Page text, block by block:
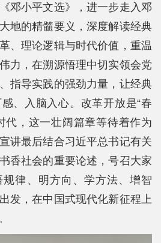
邓小平文选》，进一步走入邓
地的精髓要义，深度解读经典
、理论逻辑与时代价值，重温
力，在溯源悟理中切实领会党
指导实践的强劲力量，让经典
、入脑入心。改革开放是“春
代，这一壮阔篇章等待着作为
讲最后结合习近平总书记有关
香社会的重要论述，号召大家
律、明方向、学方法、增智
发，在中国式现代化新征程上